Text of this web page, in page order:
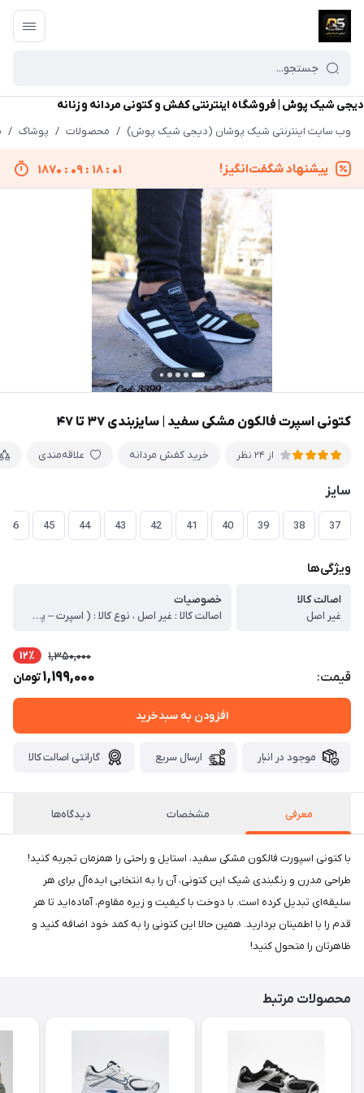
دیجی شیک پوش | فروشگاه اینترنتی کفش و کتونی مردانه و زنانه
وب سایت اینترنتی شیک پوشان (دیجی شیک پوش) / محصولات / پوشاک /
پیشنهاد شگفت‌انگیز! 1870 : 09 : 18 : 01
کتونی اسپرت فالکون مشکی سفید | سایزبندی ۳۷ تا ۴۷
از 24 نظر خرید کفش مردانه علاقه‌مندی
سایز
37
38
39
40
41
42
43
44
45
46
ویژگی‌ها
اصالت کالا
غیر اصل
خصوصیات
اصالت کالا : غیر اصل ، نوع کالا : ( اسپرت – پیاده روی – استفاده روزمره – مهمانی ) ، مدل کالا : بندی ، رنگ : رنگ بندی ، جنس زیره : پی یو ، جنس رویه : صنعتی ، نوع کفی : راحتی ، کشور تولید کننده : ایران ، وزن خالص کالا : 760 ، توضیحات اجمالی کالا : قالب کار استاندارد میباشد – بیرون کاری مقاوم میباشد.
قیمت:
1,350,000 12٪
1,199,000تومان
افزودن به سبدخرید
موجود در انبار ارسال سریع گارانتی اصالت کالا
معرفی مشخصات دیدگاه‌ها
با کتونی اسپورت فالکون مشکی سفید، استایل و راحتی را همزمان تجربه کنید!
طراحی مدرن و رنگبندی شیک این کتونی، آن را به انتخابی ایده‌آل برای هر
سلیقه‌ای تبدیل کرده است. با دوخت با کیفیت و زیره مقاوم، آماده‌اید تا هر
قدم را با اطمینان بردارید. همین حالا این کتونی را به کمد خود اضافه کنید و
ظاهرتان را متحول کنید!
محصولات مرتبط